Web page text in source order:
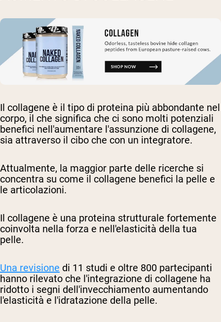
Il collagene è il tipo di proteina più abbondante nel
corpo, il che significa che ci sono molti potenziali
benefici nell'aumentare l'assunzione di collagene,
sia attraverso il cibo che con un integratore.
Attualmente, la maggior parte delle ricerche si
concentra su come il collagene benefici la pelle e
le articolazioni.
Il collagene è una proteina strutturale fortemente
coinvolta nella forza e nell'elasticità della tua
pelle.
Una revisione di 11 studi e oltre 800 partecipanti
hanno rilevato che l'integrazione di collagene ha
ridotto i segni dell'invecchiamento aumentando
l'elasticità e l'idratazione della pelle.